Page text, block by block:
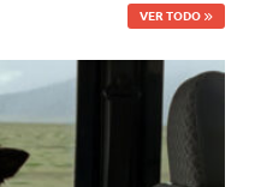
VER TODO